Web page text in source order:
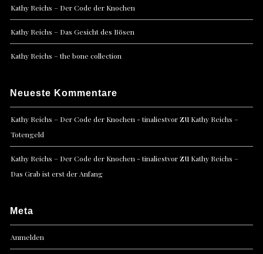
Kathy Reichs – Der Code der Knochen
Kathy Reichs – Das Gesicht des Bösen
Kathy Reichs – the bone collection
Neueste Kommentare
Kathy Reichs – Der Code der Knochen - tinaliestvorzu Kathy Reichs –
Totengeld
Kathy Reichs – Der Code der Knochen - tinaliestvorzu Kathy Reichs –
Das Grab ist erst der Anfang
Meta
Anmelden